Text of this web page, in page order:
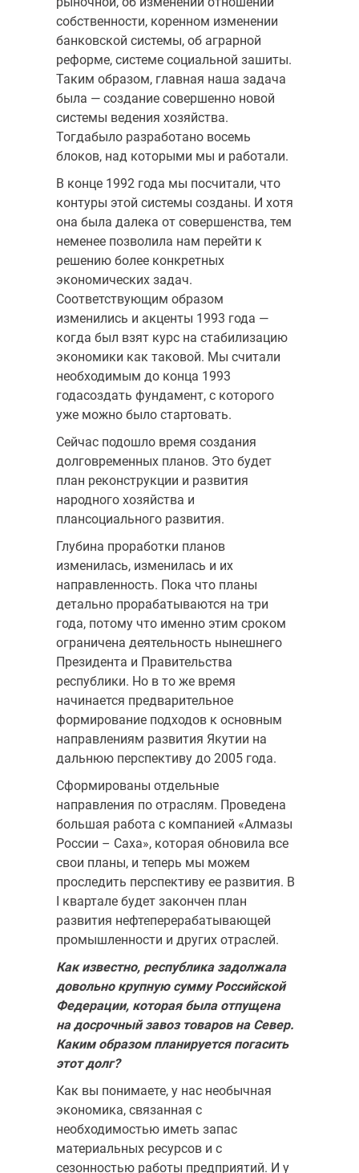
собственности, коренном изменении
банковской системы, об аграрной
реформе, системе социальной зашиты.
Таким образом, главная наша задача
была — создание совершенно новой
системы ведения хозяйства.
Тогдабыло разработано восемь
блоков, над которыми мы и работали.
В конце 1992 года мы посчитали, что
контуры этой системы созданы. И хотя
она была далека от совершенства, тем
неменее позволила нам перейти к
решению более конкретных
экономических задач.
Соответствующим образом
изменились и акценты 1993 года —
когда был взят курс на стабилизацию
экономики как таковой. Мы считали
необходимым до конца 1993
годасоздать фундамент, с которого
уже можно было стартовать.
Сейчас подошло время создания
долговременных планов. Это будет
план реконструкции и развития
народного хозяйства и
плансоциального развития.
Глубина проработки планов
изменилась, изменилась и их
направленность. Пока что планы
детально прорабатываются на три
года, потому что именно этим сроком
ограничена деятельность нынешнего
Президента и Правительства
республики. Но в то же время
начинается предварительное
формирование подходов к основным
направлениям развития Якутии на
дальнюю перспективу до 2005 года.
Сформированы отдельные
направления по отраслям. Проведена
большая работа с компанией «Алмазы
России – Саха», которая обновила все
свои планы, и теперь мы можем
проследить перспективу ее развития. В
I квартале будет закончен план
развития нефтеперерабатывающей
промышленности и других отраслей.
Как известно, республика задолжала
довольно крупную сумму Российской
Федерации, которая была отпущена
на досрочный завоз товаров на Север.
Каким образом планируется погасить
этот долг?
Как вы понимаете, у нас необычная
экономика, связанная с
необходимостью иметь запас
материальных ресурсов и с
сезонностью работы предприятий. И у